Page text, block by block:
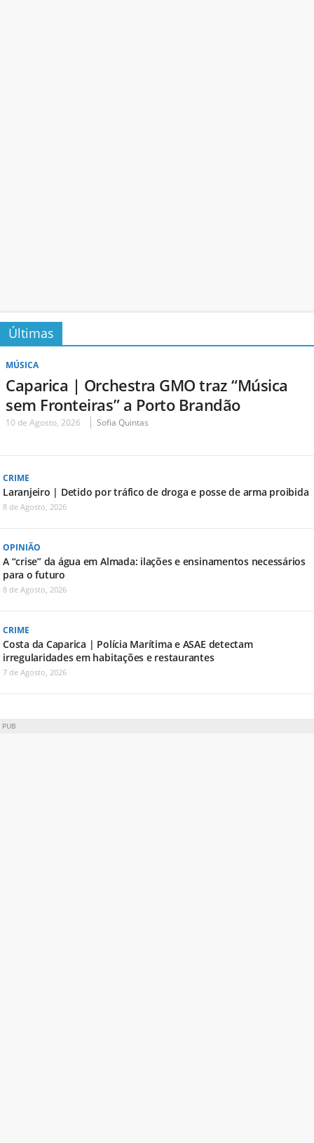
Últimas
MÚSICA
Caparica | Orchestra GMO traz “Música
sem Fronteiras” a Porto Brandão
10 de Agosto, 2026 Sofia Quintas
CRIME
Laranjeiro | Detido por tráfico de droga e posse de arma proibida
8 de Agosto, 2026
OPINIÃO
A “crise” da água em Almada: ilações e ensinamentos necessários
para o futuro
8 de Agosto, 2026
CRIME
Costa da Caparica | Polícia Marítima e ASAE detectam
irregularidades em habitações e restaurantes
7 de Agosto, 2026
PUB